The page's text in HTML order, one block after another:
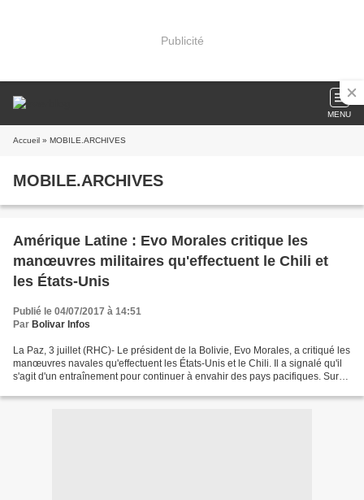
Publicité
MENU
Accueil » MOBILE.ARCHIVES
MOBILE.ARCHIVES
Amérique Latine : Evo Morales critique les
manœuvres militaires qu'effectuent le Chili et
les États-Unis
Publié le 04/07/2017 à 14:51
Par Bolivar Infos
La Paz, 3 juillet (RHC)- Le président de la Bolivie, Evo Morales, a critiqué les
manœuvres navales qu'effectuent les États-Unis et le Chili. Il a signalé qu'il
s'agit d'un entraînement pour continuer à envahir des pays pacifiques. Sur